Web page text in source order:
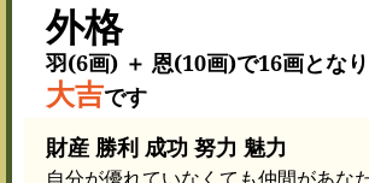
外格
羽(6画) ＋ 恩(10画)で16画となり
大吉です
財産 勝利 成功 努力 魅力